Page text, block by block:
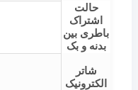
حالت
اشتراک
باطری بین
بدنه و بک
شاتر
الکترونیک